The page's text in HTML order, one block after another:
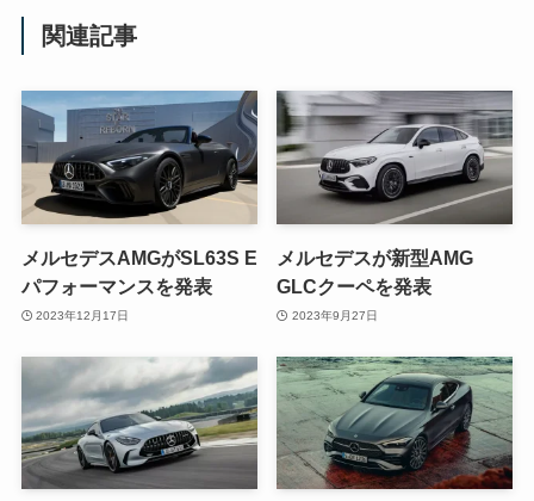
関連記事
メルセデスAMGがSL63S E
パフォーマンスを発表
2023年12月17日
メルセデスが新型AMG
GLCクーペを発表
2023年9月27日